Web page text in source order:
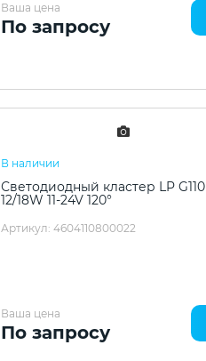
Ваша цена
По запросу
В наличии
Светодиодный кластер LP G110
12/18W 11-24V 120°
Артикул: 4604110800022
Ваша цена
По запросу